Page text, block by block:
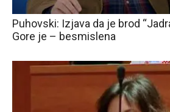
Puhovski: Izjava da je brod
Gore je – besmislena